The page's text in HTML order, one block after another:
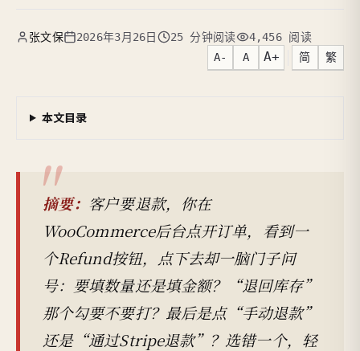
张文保 2026年3月26日 25 分钟阅读
4,456 阅读
A-
A A+ 简 繁
本文目录
摘要： 客户要退款，你在
WooCommerce后台点开订单，看到一
个Refund按钮，点下去却一脑门子问
号：要填数量还是填金额？“退回库存”
那个勾要不要打？最后是点“手动退款”
还是“通过Stripe退款”？选错一个，轻